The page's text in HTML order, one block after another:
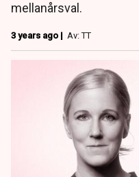
mellanårsval.
3 years ago | Av: TT